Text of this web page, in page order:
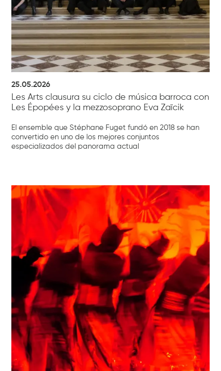
25.05.2026
Les Arts clausura su ciclo de música barroca con
Les Épopées y la mezzosoprano Eva Zaïcik
El ensemble que Stéphane Fuget fundó en 2018 se han
convertido en uno de los mejores conjuntos
especializados del panorama actual